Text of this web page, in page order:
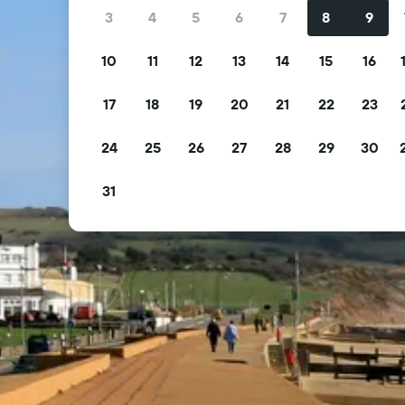
3 4 5 6 7 8 9
10 11 12 13 14 15 16
17 18 19 20 21 22 23
24 25 26 27 28 29 30
31